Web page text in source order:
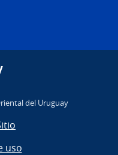
del Uruguay
uso